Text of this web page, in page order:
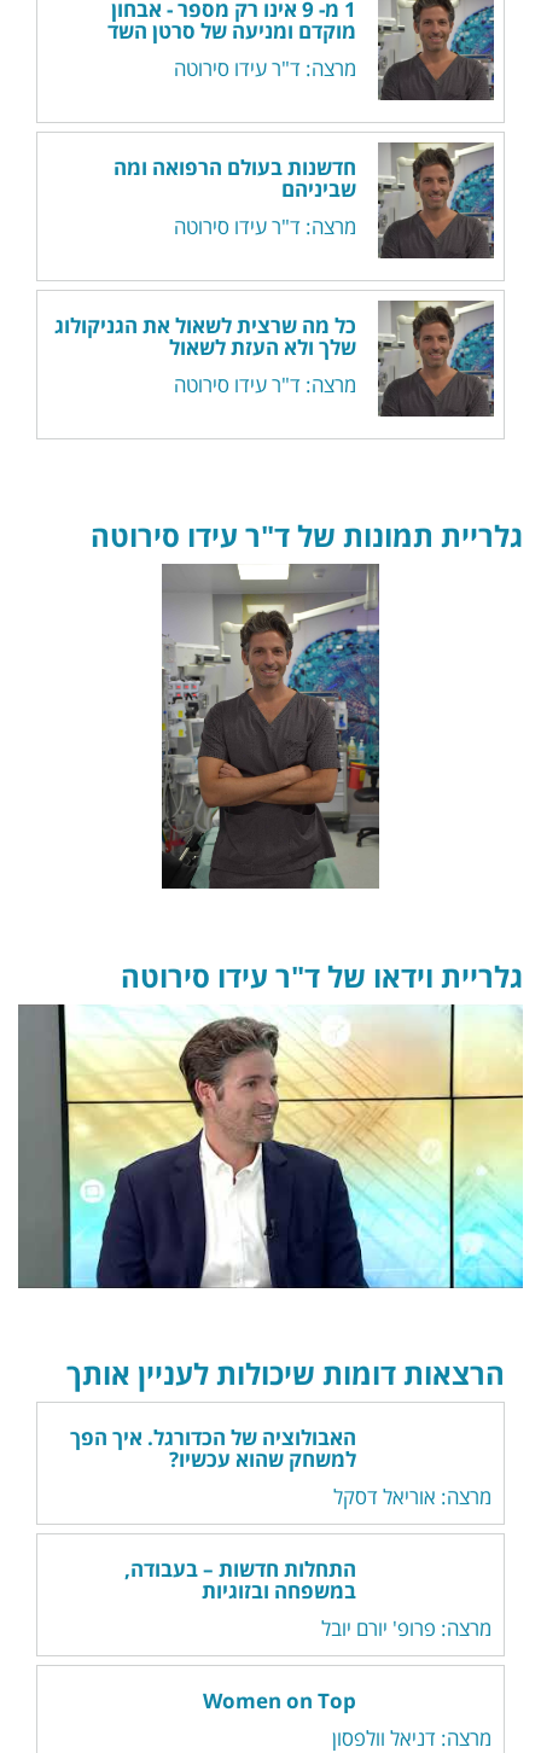
1 מ- 9 אינו רק מספר - אבחון
מוקדם ומניעה של סרטן השד
מרצה: ד"ר עידו סירוטה
חדשנות בעולם הרפואה ומה
שביניהם
מרצה: ד"ר עידו סירוטה
כל מה שרצית לשאול את הגניקולוג
שלך ולא העזת לשאול
מרצה: ד"ר עידו סירוטה
גלריית תמונות של ד"ר עידו סירוטה
גלריית וידאו של ד"ר עידו סירוטה
הרצאות דומות שיכולות לעניין אותך
האבולוציה של הכדורגל. איך הפך
למשחק שהוא עכשיו?
מרצה: אוריאל דסקל
התחלות חדשות – בעבודה,
במשפחה ובזוגיות
מרצה: פרופ' יורם יובל
Women on Top
מרצה: דניאל וולפסון